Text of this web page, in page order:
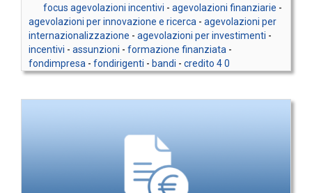
focus agevolazioni incentivi - agevolazioni finanziarie -
agevolazioni per innovazione e ricerca - agevolazioni per
internazionalizzazione - agevolazioni per investimenti -
incentivi - assunzioni - formazione finanziata -
fondimpresa - fondirigenti - bandi - credito 4 0